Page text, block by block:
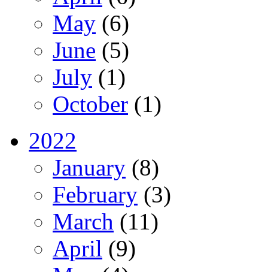
May (6)
June (5)
July (1)
October (1)
2022
January (8)
February (3)
March (11)
April (9)